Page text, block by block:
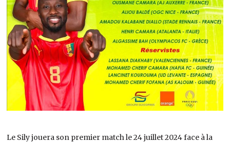
Le Sily jouera son premier match le 24 juillet 2024 face à la